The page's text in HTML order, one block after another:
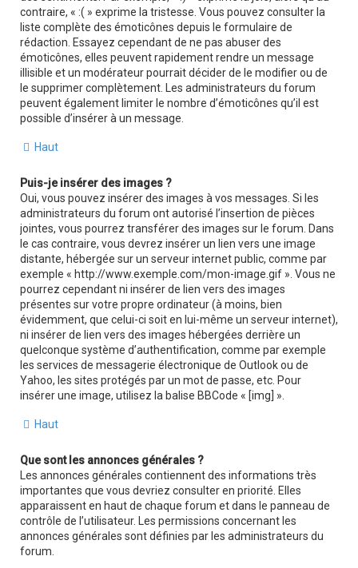
contraire, « :( » exprime la tristesse. Vous pouvez consulter la
liste complète des émoticônes depuis le formulaire de
rédaction. Essayez cependant de ne pas abuser des
émoticônes, elles peuvent rapidement rendre un message
illisible et un modérateur pourrait décider de le modifier ou de
le supprimer complètement. Les administrateurs du forum
peuvent également limiter le nombre d’émoticônes qu’il est
possible d’insérer à un message.
Haut
Puis-je insérer des images ?
Oui, vous pouvez insérer des images à vos messages. Si les
administrateurs du forum ont autorisé l’insertion de pièces
jointes, vous pourrez transférer des images sur le forum. Dans
le cas contraire, vous devrez insérer un lien vers une image
distante, hébergée sur un serveur internet public, comme par
exemple « http://www.exemple.com/mon-image.gif ». Vous ne
pourrez cependant ni insérer de lien vers des images
présentes sur votre propre ordinateur (à moins, bien
évidemment, que celui-ci soit en lui-même un serveur internet),
ni insérer de lien vers des images hébergées derrière un
quelconque système d’authentification, comme par exemple
les services de messagerie électronique de Outlook ou de
Yahoo, les sites protégés par un mot de passe, etc. Pour
insérer une image, utilisez la balise BBCode « [img] ».
Haut
Que sont les annonces générales ?
Les annonces générales contiennent des informations très
importantes que vous devriez consulter en priorité. Elles
apparaissent en haut de chaque forum et dans le panneau de
contrôle de l’utilisateur. Les permissions concernant les
annonces générales sont définies par les administrateurs du
forum.